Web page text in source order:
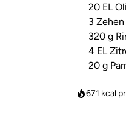
20 EL
3
320 g
4 EL
20 g
671 kcal